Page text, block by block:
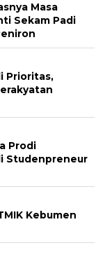
Masa
Sekam Padi
Prioritas,
Prodi
Studenpreneur
Kebumen